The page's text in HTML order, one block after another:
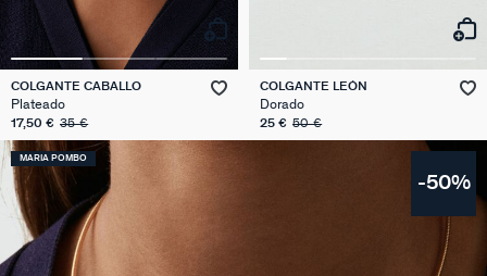
COLGANTE CABALLO
Plateado
17,50 € 35 €
COLGANTE LEÓN
Dorado
25 € 50 €
MARIA POMBO
-50%